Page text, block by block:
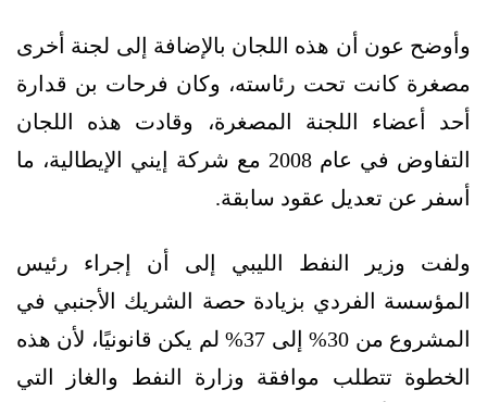
وأوضح عون أن هذه اللجان بالإضافة إلى لجنة أخرى
مصغرة كانت تحت رئاسته، وكان فرحات بن قدارة
أحد أعضاء اللجنة المصغرة، وقادت هذه اللجان
التفاوض في عام 2008 مع شركة إيني الإيطالية، ما
أسفر عن تعديل عقود سابقة.
ولفت وزير النفط الليبي إلى أن إجراء رئيس
المؤسسة الفردي بزيادة حصة الشريك الأجنبي في
المشروع من 30% إلى 37% لم يكن قانونيًا، لأن هذه
الخطوة تتطلب موافقة وزارة النفط والغاز التي